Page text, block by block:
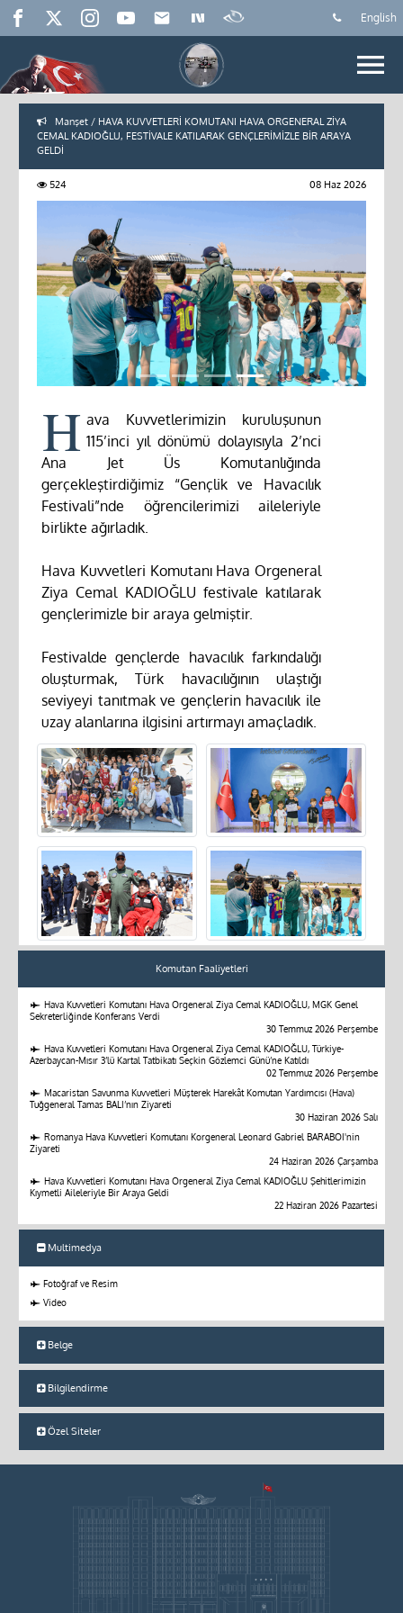
English
Manşet / HAVA KUVVETLERİ KOMUTANI HAVA ORGENERAL ZİYA
CEMAL KADIOĞLU, FESTİVALE KATILARAK GENÇLERİMİZLE BİR ARAYA
GELDİ
524 08 Haz 2026
Previous Next
H ava Kuvvetlerimizin kuruluşunun
115’inci yıl dönümü dolayısıyla 2’nci
Ana Jet Üs Komutanlığında
gerçekleştirdiğimiz “Gençlik ve Havacılık
Festivali”nde öğrencilerimizi aileleriyle
birlikte ağırladık.
Hava Kuvvetleri Komutanı Hava Orgeneral
Ziya Cemal KADIOĞLU festivale katılarak
gençlerimizle bir araya gelmiştir.
Festivalde gençlerde havacılık farkındalığı
oluşturmak, Türk havacılığının ulaştığı
seviyeyi tanıtmak ve gençlerin havacılık ile
uzay alanlarına ilgisini artırmayı amaçladık.
Komutan Faaliyetleri
Hava Kuvvetleri Komutanı Hava Orgeneral Ziya Cemal KADIOĞLU, MGK Genel
Sekreterliğinde Konferans Verdi
30 Temmuz 2026 Perşembe
Hava Kuvvetleri Komutanı Hava Orgeneral Ziya Cemal KADIOĞLU, Türkiye-
Azerbaycan-Mısır 3’lü Kartal Tatbikatı Seçkin Gözlemci Günü’ne Katıldı
02 Temmuz 2026 Perşembe
Macaristan Savunma Kuvvetleri Müşterek Harekât Komutan Yardımcısı (Hava)
Tuğgeneral Tamas BALI’nın Ziyareti
30 Haziran 2026 Salı
Romanya Hava Kuvvetleri Komutanı Korgeneral Leonard Gabriel BARABOI'nin
Ziyareti
24 Haziran 2026 Çarşamba
Hava Kuvvetleri Komutanı Hava Orgeneral Ziya Cemal KADIOĞLU Şehitlerimizin
Kıymetli Aileleriyle Bir Araya Geldi
22 Haziran 2026 Pazartesi
Multimedya
Fotoğraf ve Resim
Video
Belge
Bilgilendirme
Özel Siteler